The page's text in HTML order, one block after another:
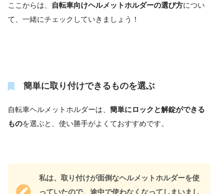
ここからは、 自転車向けヘルメットホルダーの選び方につい
て、一緒にチェックしていきましょう！
簡単に取り付けできるものを選ぶ
自転車ヘルメットホルダーは、 簡単にロックと解錠ができる
ものを選ぶと、使い勝手がよくておすすめです。
私は、取り付けが面倒なヘルメットホルダーを使
っていたので、途中で使わなくなってしまいまし